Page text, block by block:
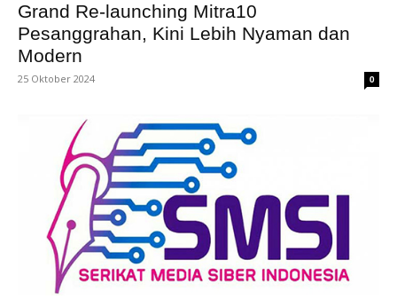
Grand Re-launching Mitra10
Pesanggrahan, Kini Lebih Nyaman dan
Modern
25 Oktober 2024 0